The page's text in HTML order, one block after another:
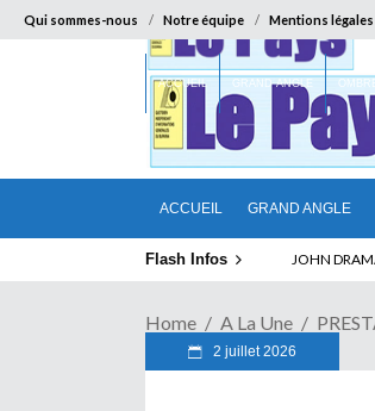
Qui sommes-nous Notre équipe Mentions légales
ACCUEIL GRAND ANGLE
ACCUEIL GRAND ANGLE
Flash Infos JOHN
ELECTION
Home A La Une
2 juillet 2026